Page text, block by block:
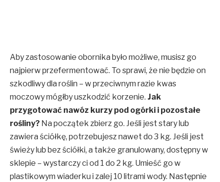
Aby zastosowanie obornika było możliwe, musisz go
najpierw przefermentować. To sprawi, że nie będzie on
szkodliwy dla roślin – w przeciwnym razie kwas
moczowy mógłby uszkodzić korzenie. Jak
przygotować nawóz kurzy pod ogórki i pozostałe
rośliny? Na początek zbierz go. Jeśli jest stary lub
zawiera ściółkę, potrzebujesz nawet do 3 kg. Jeśli jest
świeży lub bez ściółki, a także granulowany, dostępny w
sklepie – wystarczy ci od 1 do 2 kg. Umieść go w
plastikowym wiaderku i zalej 10 litrami wody. Następnie